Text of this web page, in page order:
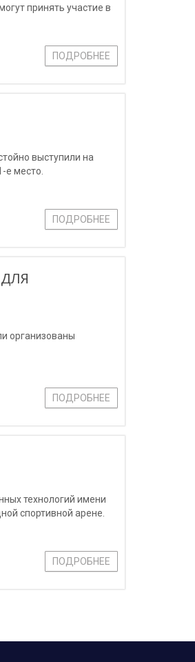
принять участие в
ПОДРОБНЕЕ
выступили на
е место.
ПОДРОБНЕЕ
организованы
ПОДРОБНЕЕ
технологий имени
спортивной арене.
ПОДРОБНЕЕ